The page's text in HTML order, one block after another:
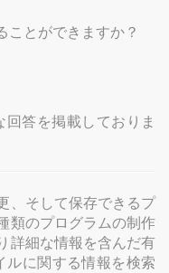
ことができますか？
答を掲載しておりま
、そして保存できるプ
類のプログラムの制作
詳細な情報を含んだ有
ルに関する情報を検索